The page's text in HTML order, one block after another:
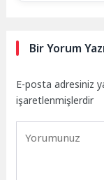
Bir Yorum
E-posta adresiniz
işaretlenmişlerdir